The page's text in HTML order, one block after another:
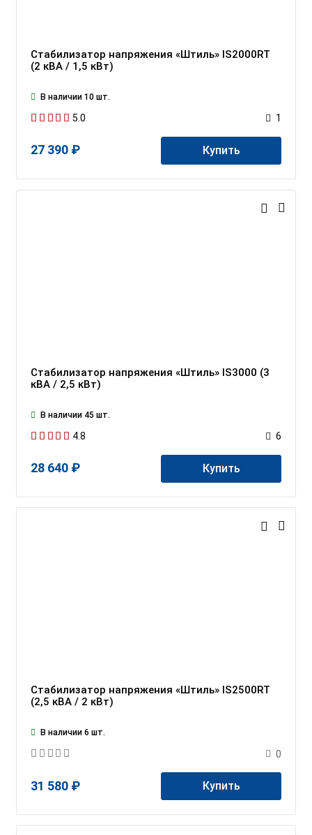
Стабилизатор напряжения «Штиль» IS2000RT
(2 кВА / 1,5 кВт)
В наличии 10 шт.
5.0 1
27 390 ₽ Купить
Стабилизатор напряжения «Штиль» IS3000 (3
кВА / 2,5 кВт)
В наличии 45 шт.
4.8 6
28 640 ₽ Купить
Стабилизатор напряжения «Штиль» IS2500RT
(2,5 кВА / 2 кВт)
В наличии 6 шт.
0
31 580 ₽ Купить